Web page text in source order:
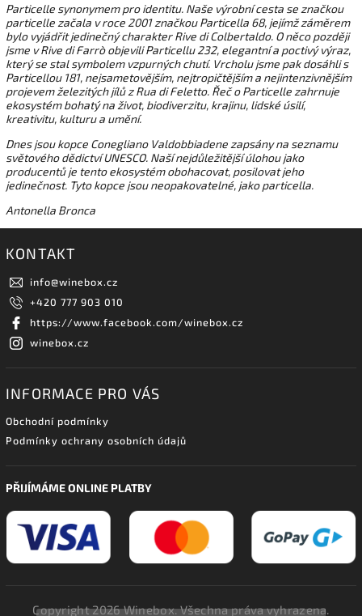
Particelle synonymem pro identitu. Naše výrobní cesta se značkou
particelle začala v roce 2001 značkou Particella 68, jejímž záměrem
bylo vyjádřit jedinečný charakter Rive di Colbertaldo. O něco později
jsme v Rive di Farrò objevili Particellu 232, elegantní a poctivý výraz,
který se stal symbolem vzpurných chutí. Vrcholu jsme pak dosáhli s
Particellou 181, nejsametovějším, nejtropičtějším a nejintenzivnějším
projevem železitých jílů z Rua di Feletto. Řeč o Particelle zahrnuje
ekosystém bohatý na život, biodiverzitu, krajinu, lidské úsilí,
kreativitu, kulturu a umění.
Dnes jsou kopce Conegliano Valdobbiadene zapsány na seznamu
světového dědictví UNESCO. Naší nejdůležitější úlohou jako
producentů je tento ekosystém obohacovat, posilovat jeho
jedinečnost. Tyto kopce jsou neopakovatelné, jako particella.
Antonella Bronca
KONTAKT
info@winebox.cz
+420 777 903 010
https://www.facebook.com/winebox.cz
winebox.cz
INFORMACE PRO VÁS
Obchodní podmínky
Podmínky ochrany osobních údajů
PŘIJÍMÁME ONLINE PLATBY
Copyright 2026Winebox. Všechna práva vyhrazena.